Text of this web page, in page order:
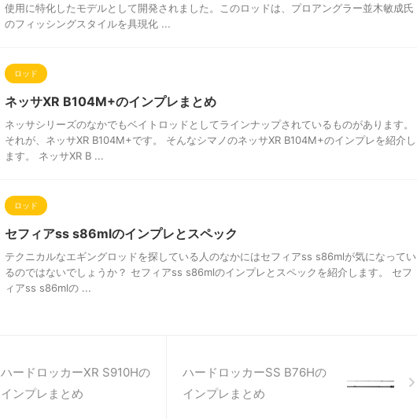
使用に特化したモデルとして開発されました。このロッドは、プロアングラー並木敏成氏
のフィッシングスタイルを具現化 ...
ロッド
ネッサXR B104M+のインプレまとめ
ネッサシリーズのなかでもベイトロッドとしてラインナップされているものがあります。
それが、ネッサXR B104M+です。 そんなシマノのネッサXR B104M+のインプレを紹介し
ます。 ネッサXR B ...
ロッド
セフィアss s86mlのインプレとスペック
テクニカルなエギングロッドを探している人のなかにはセフィアss s86mlが気になってい
るのではないでしょうか？ セフィアss s86mlのインプレとスペックを紹介します。 セフ
ィアss s86mlの ...
ハードロッカーXR S910Hの
インプレまとめ
ハードロッカーSS B76Hの
インプレまとめ